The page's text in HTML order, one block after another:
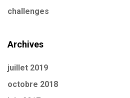
challenges
Archives
juillet 2019
octobre 2018